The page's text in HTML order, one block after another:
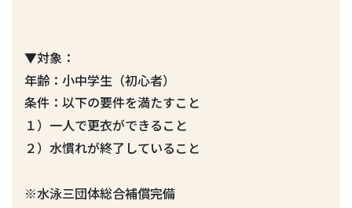
▼対象：
年齢：小中学生（初心者）
条件：以下の要件を満たすこと
１）一人で更衣ができること
２）水慣れが終了していること
※水泳三団体総合補償完備